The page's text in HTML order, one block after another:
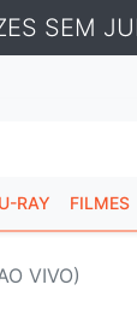
SEM
RAY FILMES
VIVO)